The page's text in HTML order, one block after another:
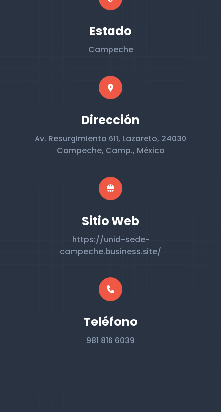
Estado
Campeche
Dirección
Av. Resurgimiento 611, Lazareto, 24030
Campeche, Camp., México
Sitio Web
https://unid-sede-
campeche.business.site/
Teléfono
981 816 6039